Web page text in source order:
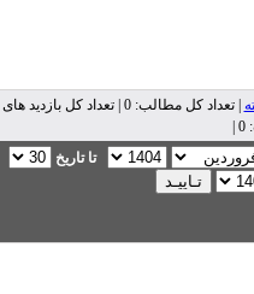
| تعداد کل مطالب: 0 | تعداد کل بازدید های
تا تاریخ